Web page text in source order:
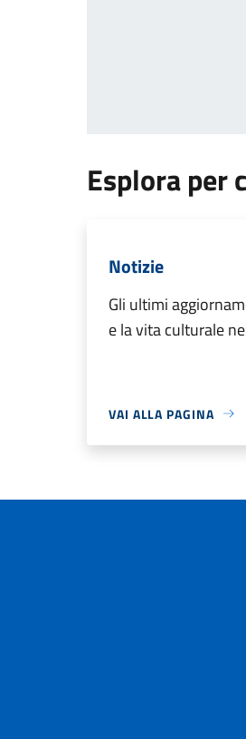
Esplora per
Notizie
Gli ultimi
e la vita culturale
VAI ALLA PAGINA